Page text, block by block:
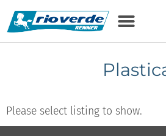
Please select listing to show.